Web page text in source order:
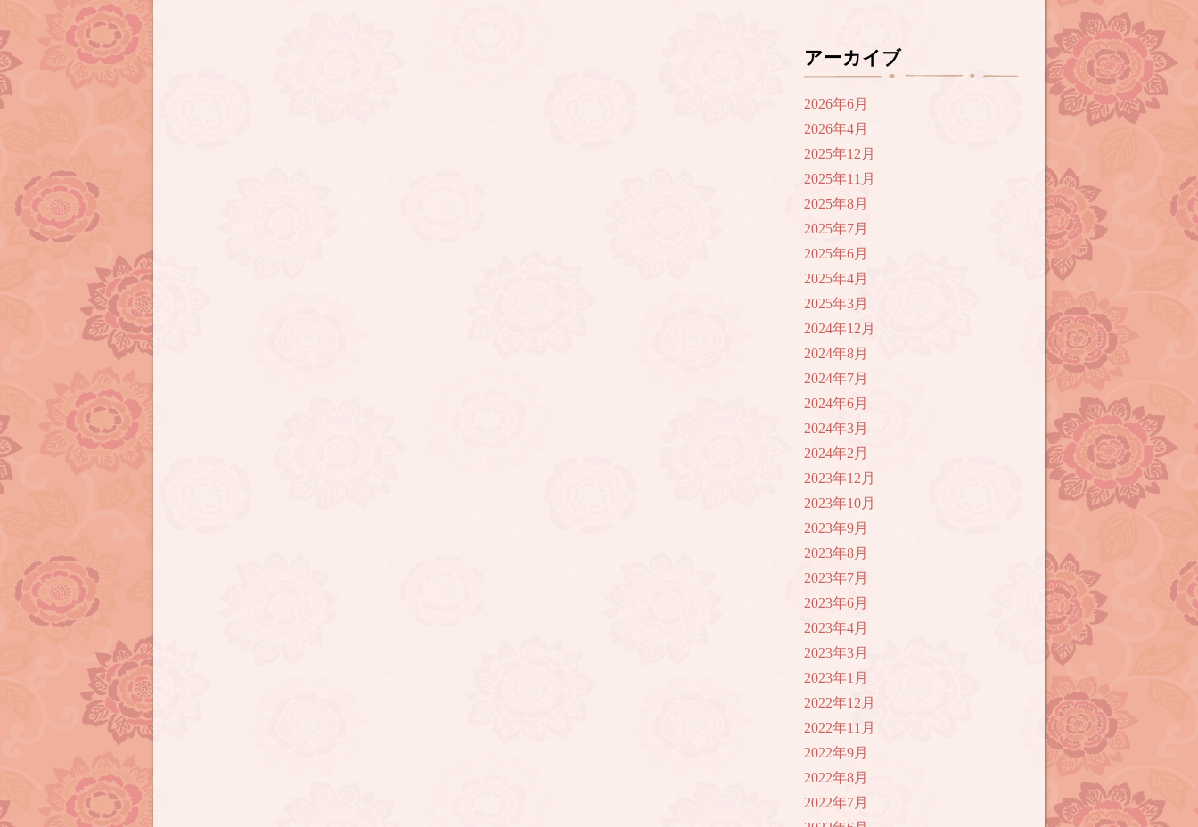
アーカイブ
2026年6月
2026年4月
2025年12月
2025年11月
2025年8月
2025年7月
2025年6月
2025年4月
2025年3月
2024年12月
2024年8月
2024年7月
2024年6月
2024年3月
2024年2月
2023年12月
2023年10月
2023年9月
2023年8月
2023年7月
2023年6月
2023年4月
2023年3月
2023年1月
2022年12月
2022年11月
2022年9月
2022年8月
2022年7月